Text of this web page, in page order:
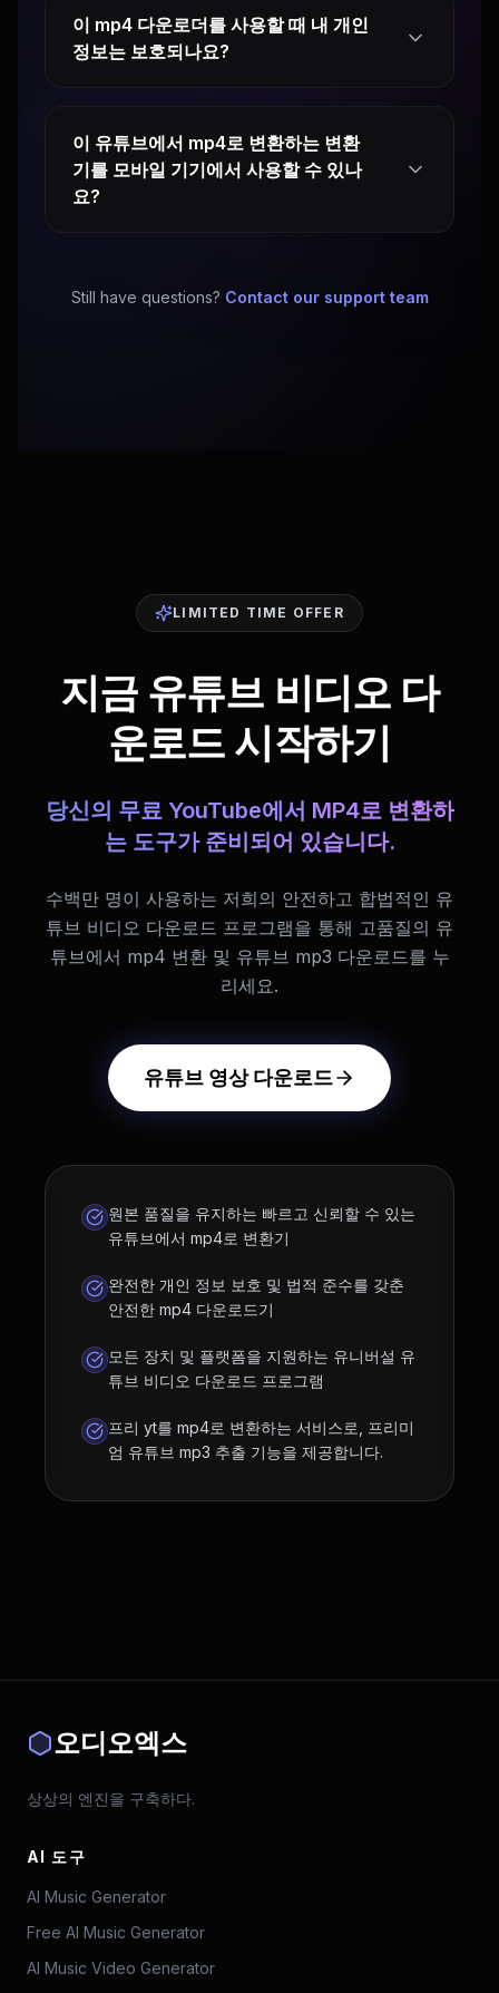
이 mp4 다운로더를 사용할 때 내 개인
정보는 보호되나요?
이 유튜브에서 mp4로 변환하는 변환
기를 모바일 기기에서 사용할 수 있나
요?
Still have questions? Contact our support team
LIMITED TIME OFFER
지금 유튜브 비디오 다
운로드 시작하기
당신의 무료 YouTube에서 MP4로 변환하
는 도구가 준비되어 있습니다.
수백만 명이 사용하는 저희의 안전하고 합법적인 유
튜브 비디오 다운로드 프로그램을 통해 고품질의 유
튜브에서 mp4 변환 및 유튜브 mp3 다운로드를 누
리세요.
유튜브 영상 다운로드
원본 품질을 유지하는 빠르고 신뢰할 수 있는
유튜브에서 mp4로 변환기
완전한 개인 정보 보호 및 법적 준수를 갖춘
안전한 mp4 다운로드기
모든 장치 및 플랫폼을 지원하는 유니버설 유
튜브 비디오 다운로드 프로그램
프리 yt를 mp4로 변환하는 서비스로, 프리미
엄 유튜브 mp3 추출 기능을 제공합니다.
오디오엑스
상상의 엔진을 구축하다.
AI 도구
AI Music Generator
Free AI Music Generator
AI Music Video Generator